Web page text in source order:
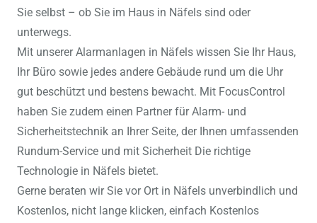
Sie selbst – ob Sie im Haus in Näfels sind oder
unterwegs.
Mit unserer Alarmanlagen in Näfels wissen Sie Ihr Haus,
Ihr Büro sowie jedes andere Gebäude rund um die Uhr
gut beschützt und bestens bewacht. Mit FocusControl
haben Sie zudem einen Partner für Alarm- und
Sicherheitstechnik an Ihrer Seite, der Ihnen umfassenden
Rundum-Service und mit Sicherheit Die richtige
Technologie in Näfels bietet.
Gerne beraten wir Sie vor Ort in Näfels unverbindlich und
Kostenlos, nicht lange klicken, einfach Kostenlos